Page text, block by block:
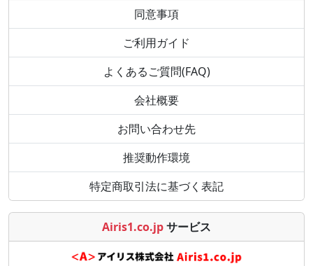
同意事項
ご利用ガイド
よくあるご質問(FAQ)
会社概要
お問い合わせ先
推奨動作環境
特定商取引法に基づく表記
Airis1.co.jpサービス